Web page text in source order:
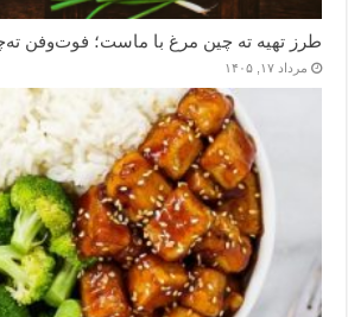
طرز تهیه ته چین مرغ با ماست؛ فوت‌وفن
مرداد ۱۷, ۱۴۰۵